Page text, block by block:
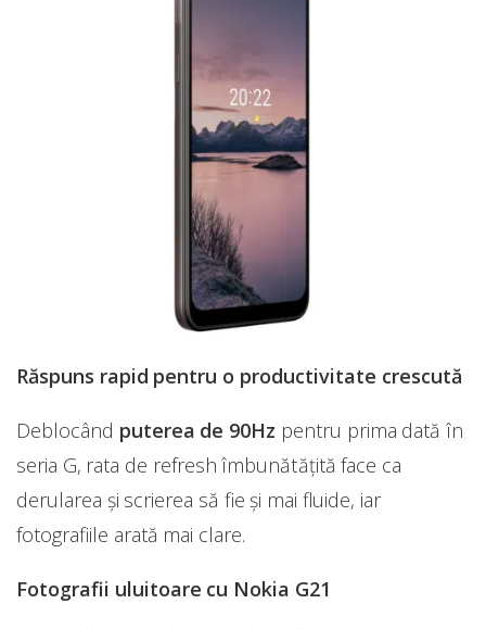
Răspuns rapid pentru o productivitate crescută
Deblocând puterea de 90Hz pentru prima dată în
seria G, rata de refresh îmbunătățită face ca
derularea și scrierea să fie și mai fluide, iar
fotografiile arată mai clare.
Fotografii uluitoare cu Nokia G21